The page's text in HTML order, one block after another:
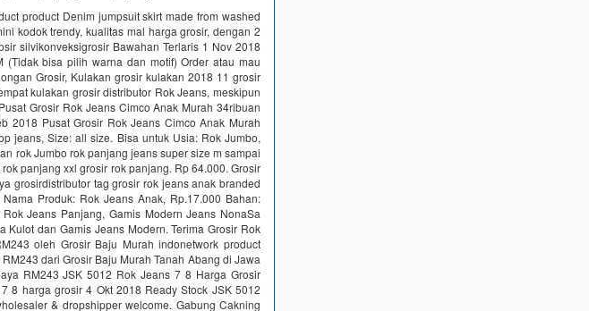
product Denim jumpsuit skirt made from washed
kodok trendy, kualitas mal harga grosir, dengan 2
silvikonveksigrosir Bawahan Terlaris 1 Nov 2018
(Tidak bisa pilih warna dan motif) Order atau mau
Grosir, Kulakan grosir kulakan 2018 11 grosir
kulakan grosir distributor Rok Jeans, meskipun
Grosir Rok Jeans Cimco Anak Murah 34ribuan
2018 Pusat Grosir Rok Jeans Cimco Anak Murah
jeans, Size: all size. Bisa untuk Usia: Rok Jumbo,
rok Jumbo rok panjang jeans super size m sampai
panjang xxl grosir rok panjang. Rp 64.000. Grosir
grosirdistributor tag grosir rok jeans anak branded
Produk: Rok Jeans Anak, Rp.17.000 Bahan:
Jeans Panjang, Gamis Modern Jeans NonaSa
dan Gamis Jeans Modern. Terima Grosir Rok
oleh Grosir Baju Murah indonetwork product
dari Grosir Baju Murah Tanah Abang di Jawa
RM243 JSK 5012 Rok Jeans 7 8 Harga Grosir
8 harga grosir 4 Okt 2018 Ready Stock JSK 5012
& dropshipper welcome. Gabung Cakning